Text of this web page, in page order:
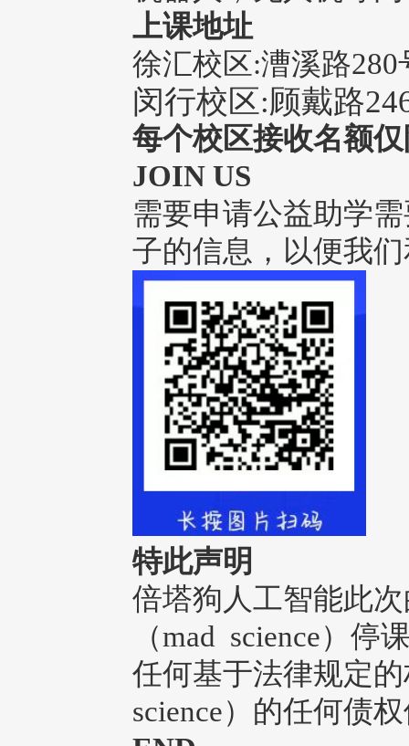
上课地址
徐汇校区:漕溪路280
闵行校区:顾戴路
每个校区接收名额
JOIN US
需要申请公益助学
子的信息，以便我
特此声明
倍塔狗人工智能此
（mad science）
任何基于法律规定
science）的任何债